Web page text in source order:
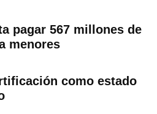
pagar 567 millones de
menores
como estado